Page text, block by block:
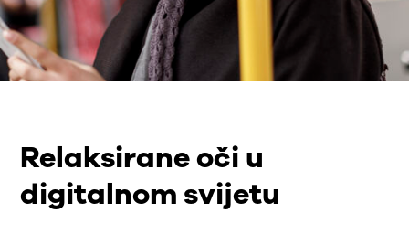
Relaksirane oči u
digitalnom svijetu